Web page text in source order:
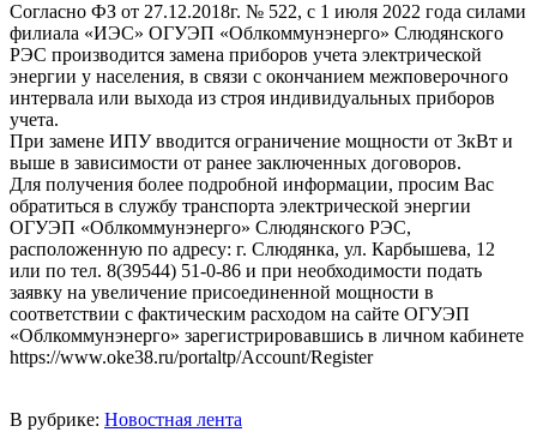
Согласно ФЗ от 27.12.2018г. № 522, с 1 июля 2022 года силами
филиала «ИЭС» ОГУЭП «Облкоммунэнерго» Слюдянского
РЭС производится замена приборов учета электрической
энергии у населения, в связи с окончанием межповерочного
интервала или выхода из строя индивидуальных приборов
учета.
При замене ИПУ вводится ограничение мощности от 3кВт и
выше в зависимости от ранее заключенных договоров.
Для получения более подробной информации, просим Вас
обратиться в службу транспорта электрической энергии
ОГУЭП «Облкоммунэнерго» Слюдянского РЭС,
расположенную по адресу: г. Слюдянка, ул. Карбышева, 12
или по тел. 8(39544) 51-0-86 и при необходимости подать
заявку на увеличение присоединенной мощности в
соответствии с фактическим расходом на сайте ОГУЭП
«Облкоммунэнерго» зарегистрировавшись в личном кабинете
https://www.oke38.ru/portaltp/Account/Register
В рубрике: Новостная лента